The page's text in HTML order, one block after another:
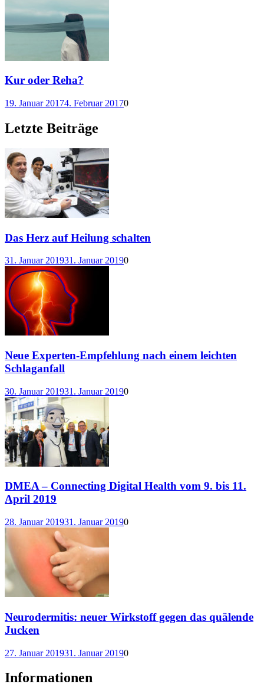
Kur oder Reha?
19. Januar 20174. Februar 20170
Letzte Beiträge
Das Herz auf Heilung schalten
31. Januar 201931. Januar 20190
Neue Experten-Empfehlung nach einem leichten
Schlaganfall
30. Januar 201931. Januar 20190
DMEA – Connecting Digital Health vom 9. bis 11.
April 2019
28. Januar 201931. Januar 20190
Neurodermitis: neuer Wirkstoff gegen das quälende
Jucken
27. Januar 201931. Januar 20190
Informationen